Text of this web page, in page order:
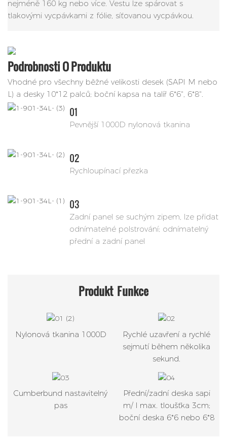
nejméně 160 kg nebo více. Vestu lze spárovat s
tlakovými vycpávkami z fólie, síťovanou vycpávkou.
Podrobnosti O Produktu
Vhodné pro všechny běžné velikosti desek (SAPI M nebo
L) a desky 10*12 palců; boční kapsa na talíř 6*6", 6*8".
01
Pevnější 1000D nylonová tkanina
02
Rychloupínací přezka
03
Zadní panel se suchým zipem, lze přidat
odnímatelné polstrování; odnímatelný
přední a zadní panel
Produkt Funkce
Nylonová tkanina 1000D
Rychlé uzavření a rychlé
sejmutí během několika
sekund.
Cumberbund nastavitelný
pas
Přední/zadní deska sapi
m/ l max. tloušťka 3cm;
boční deska 6*6 nebo 6*8